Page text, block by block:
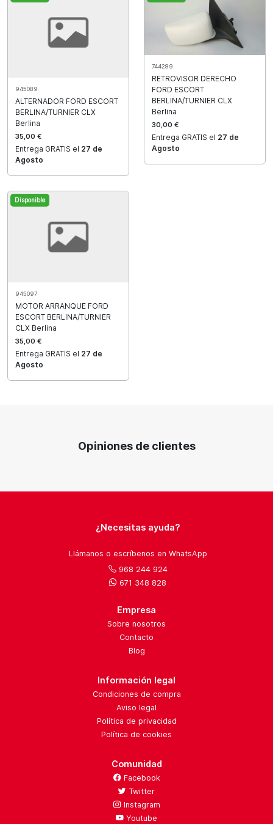
945089
ALTERNADOR FORD ESCORT
BERLINA/TURNIER CLX
Berlina
35,00 €
Entrega GRATIS el 27 de
Agosto
744289
RETROVISOR DERECHO
FORD ESCORT
BERLINA/TURNIER CLX
Berlina
30,00 €
Entrega GRATIS el 27 de
Agosto
Disponible
945097
MOTOR ARRANQUE FORD
ESCORT BERLINA/TURNIER
CLX Berlina
35,00 €
Entrega GRATIS el 27 de
Agosto
Opiniones de clientes
¿Necesitas ayuda?
Llámanos o escríbenos en WhatsApp
968 244 924
671 348 828
Empresa
Sobre nosotros
Contacto
Blog
Información legal
Condiciones de compra
Aviso legal
Política de privacidad
Política de cookies
Comunidad
Facebook
Twitter
Instagram
Youtube